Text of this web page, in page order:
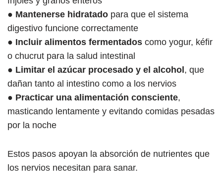
● Mantenerse hidratado para que el sistema
digestivo funcione correctamente
● Incluir alimentos fermentados como yogur, kéfir
o chucrut para la salud intestinal
● Limitar el azúcar procesado y el alcohol, que
dañan tanto al intestino como a los nervios
● Practicar una alimentación consciente,
masticando lentamente y evitando comidas pesadas
por la noche
Estos pasos apoyan la absorción de nutrientes que
los nervios necesitan para sanar.